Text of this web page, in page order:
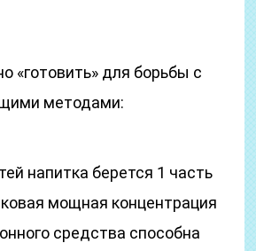
«готовить» для борьбы с
методами:
напитка берется 1 часть
мощная концентрация
средства способна